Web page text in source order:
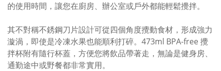
的使用時間，讓您在廚房、辦公室或戶外都能輕鬆攪拌。
其不對稱不銹鋼刀片設計可從四個角度攪動食材，形成強力
漩渦，即使是冷凍水果也能順利打碎。473ml BPA-free 攪
拌杯附有隨行杯蓋，方便您將飲品帶著走，無論是健身房、
通勤途中或野餐都非常實用。